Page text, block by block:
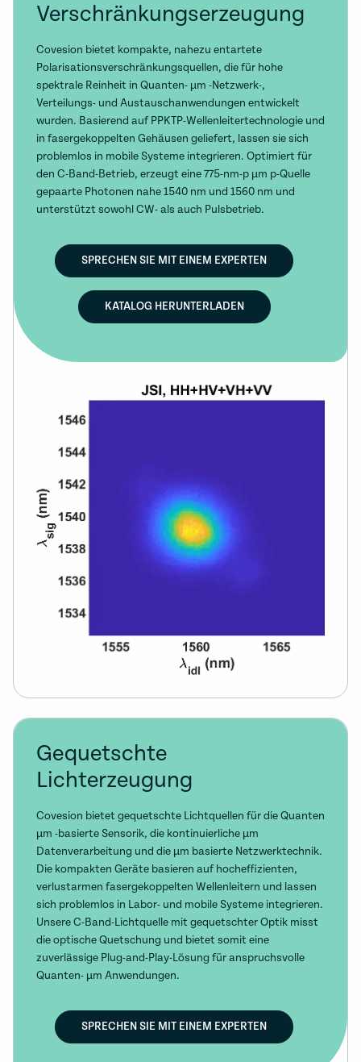
Verschränkungserzeugung
Covesion bietet kompakte, nahezu entartete
Polarisationsverschränkungsquellen, die für hohe
spektrale Reinheit in Quanten- µm -Netzwerk-,
Verteilungs- und Austauschanwendungen entwickelt
wurden. Basierend auf PPKTP-Wellenleitertechnologie und
in fasergekoppelten Gehäusen geliefert, lassen sie sich
problemlos in mobile Systeme integrieren. Optimiert für
den C-Band-Betrieb, erzeugt eine 775-nm-p µm p-Quelle
gepaarte Photonen nahe 1540 nm und 1560 nm und
unterstützt sowohl CW- als auch Pulsbetrieb.
SPRECHEN SIE MIT EINEM EXPERTEN
KATALOG HERUNTERLADEN
Gequetschte
Lichterzeugung
Covesion bietet gequetschte Lichtquellen für die Quanten
µm -basierte Sensorik, die kontinuierliche µm
Datenverarbeitung und die µm basierte Netzwerktechnik.
Die kompakten Geräte basieren auf hocheffizienten,
verlustarmen fasergekoppelten Wellenleitern und lassen
sich problemlos in Labor- und mobile Systeme integrieren.
Unsere C-Band-Lichtquelle mit gequetschter Optik misst
die optische Quetschung und bietet somit eine
zuverlässige Plug-and-Play-Lösung für anspruchsvolle
Quanten- µm Anwendungen.
SPRECHEN SIE MIT EINEM EXPERTEN